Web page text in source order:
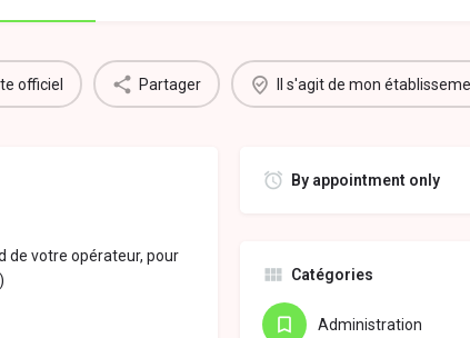
officiel Partager Il s'agit de mon
de votre opérateur, pour
By appointment only
Catégories
Administration